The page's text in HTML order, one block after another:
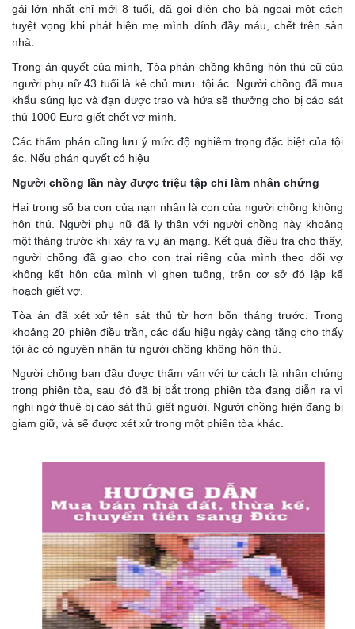
gái lớn nhất chỉ mới 8 tuổi, đã gọi điện cho bà ngoại một cách
tuyệt vọng khi phát hiện mẹ mình dính đầy máu, chết trên sàn
nhà.
Trong án quyết của mình, Tòa phán chồng không hôn thú cũ của
người phụ nữ 43 tuổi là kẻ chủ mưu tội ác. Người chồng đã mua
khẩu súng lục và đạn dược trao và hứa sẽ thưởng cho bị cáo sát
thủ 1000 Euro giết chết vợ mình.
Các thẩm phán cũng lưu ý mức độ nghiêm trọng đặc biệt của tội
ác. Nếu phán quyết có hiệu
Người chồng lần này được triệu tập chỉ làm nhân chứng
Hai trong số ba con của nạn nhân là con của người chồng không
hôn thú. Người phụ nữ đã ly thân với người chồng này khoảng
một tháng trước khi xảy ra vụ án mạng. Kết quả điều tra cho thấy,
người chồng đã giao cho con trai riêng của mình theo dõi vợ
không kết hôn của mình vì ghen tuông, trên cơ sở đó lập kế
hoạch giết vợ.
Tòa án đã xét xử tên sát thủ từ hơn bốn tháng trước. Trong
khoảng 20 phiên điều trần, các dấu hiệu ngày càng tăng cho thấy
tội ác có nguyên nhân từ người chồng không hôn thú.
Người chồng ban đầu được thẩm vấn với tư cách là nhân chứng
trong phiên tòa, sau đó đã bị bắt trong phiên tòa đang diễn ra vì
nghi ngờ thuê bị cáo sát thủ giết người. Người chồng hiện đang bị
giam giữ, và sẽ được xét xử trong một phiên tòa khác.